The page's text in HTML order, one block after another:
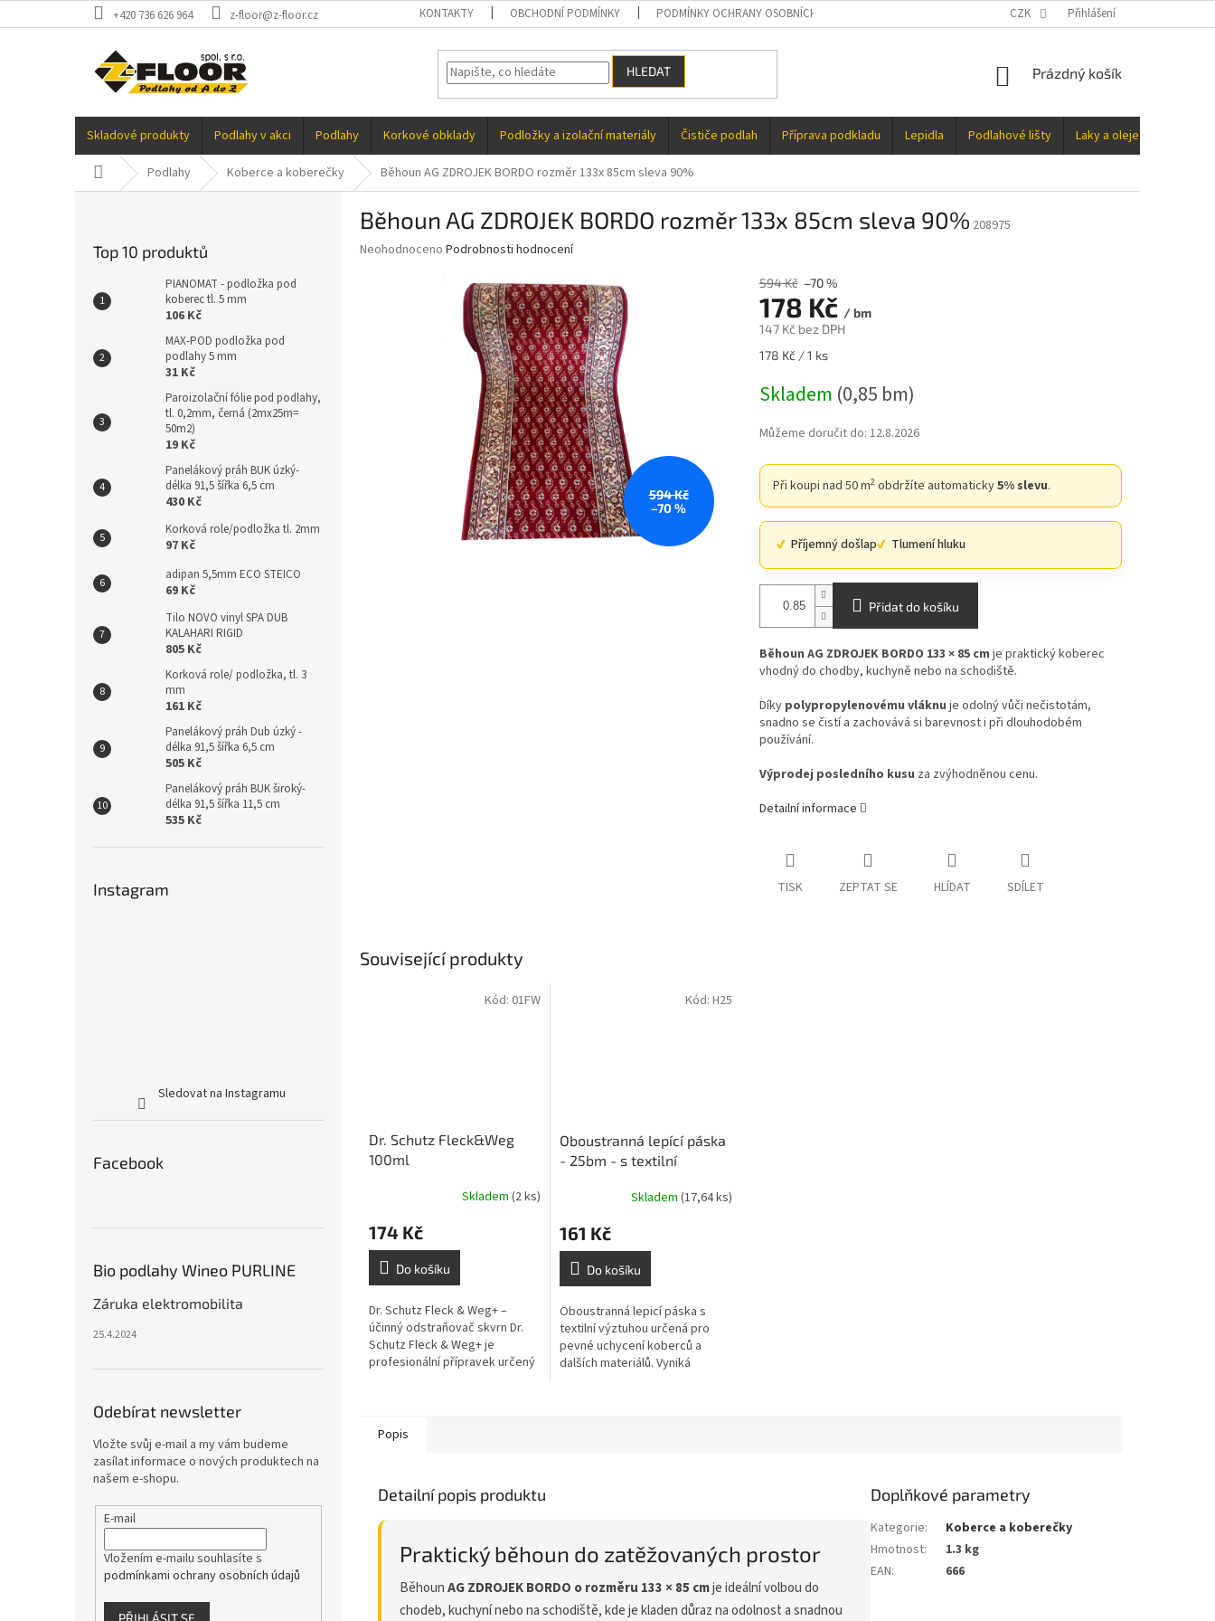
na
+420 736 626 964 z-floor@z-floor.cz KONTAKTY OBCHODNÍ PODMÍNKY PODMÍNKY OCHRANY OSOBNÍCH ÚDAJŮ CZK Přihlášení
HLEDAT
NÁKUPNÍ
Prázdný košík
Skladové produkty Podlahy v akci Podlahy Korkové obklady Podložky a izolační materiály Čističe podlah Příprava podkladu Lepidla Podlahové lišty Laky a oleje
Domů Podlahy Koberce a koberečky Běhoun AG ZDROJEK BORDO rozměr 133x 85cm sleva 90%
Top 10 produktů
PIANOMAT - podložka pod
koberec tl. 5 mm
106 Kč
MAX-POD podložka pod
podlahy 5 mm
31 Kč
Paroizolační fólie pod podlahy,
tl. 0,2mm, černá (2mx25m=
50m2)
19 Kč
Panelákový práh BUK úzký-
délka 91,5 šířka 6,5 cm
430 Kč
Korková role/podložka tl. 2mm
97 Kč
adipan 5,5mm ECO STEICO
69 Kč
Tilo NOVO vinyl SPA DUB
KALAHARI RIGID
805 Kč
Korková role/ podložka, tl. 3
mm
161 Kč
Panelákový práh Dub úzký -
délka 91,5 šířka 6,5 cm
505 Kč
Panelákový práh BUK široký-
délka 91,5 šířka 11,5 cm
535 Kč
Instagram
Sledovat na Instagramu
Facebook
Bio podlahy Wineo PURLINE
Záruka elektromobilita
25.4.2024
Odebírat newsletter
Vložte svůj e-mail a my vám budeme
zasílat informace o nových produktech na
našem e-shopu.
E-mail
Vložením e-mailu souhlasíte s
podmínkami ochrany osobních údajů
PŘIHLÁSIT SE
Běhoun AG ZDROJEK BORDO rozměr 133x 85cm sleva 90% 208975
Průměrné
Neohodnoceno Podrobnosti hodnocení
594 Kč
–70 %
594 Kč –70 %
178 Kč / bm
147 Kč bez DPH
Měrná
178 Kč / 1 ks
Skladem (0,85 bm)
Můžeme doručit do: 12.8.2026
Při koupi nad 50 m2obdržíte automaticky5% slevu.
Příjemný došlap Tlumení hluku
Přidat do košíku
Běhoun AG ZDROJEK BORDO 133 × 85 cm je praktický koberec
vhodný do chodby, kuchyně nebo na schodiště.
Díky polypropylenovému vláknu je odolný vůči nečistotám,
snadno se čistí a zachovává si barevnost i při dlouhodobém
používání.
Výprodej posledního kusu za zvýhodněnou cenu.
Detailní informace
TISK ZEPTAT SE HLÍDAT SDÍLET
Související produkty
Dr. Schutz Fleck&Weg
100ml
Skladem (2 ks)
174 Kč
Do košíku
Dr. Schutz Fleck & Weg+ –
účinný odstraňovač skvrn Dr.
Schutz Fleck & Weg+ je
profesionální přípravek určený
Kód: 01FW
Oboustranná lepící páska
- 25bm - s textilní
Skladem (17,64 ks)
161 Kč
Do košíku
Oboustranná lepicí páska s
textilní výztuhou určená pro
pevné uchycení koberců a
dalších materiálů. Vyniká
Kód: H25
Popis
Detailní popis produktu
Praktický běhoun do zatěžovaných prostor
BěhounAG ZDROJEK BORDO o rozměru 133 × 85 cmje ideální volbou do
chodeb, kuchyní nebo na schodiště, kde je kladen důraz na odolnost a snadnou
Doplňkové parametry
Kategorie:
Koberce a koberečky
Hmotnost:
1.3 kg
EAN: 666